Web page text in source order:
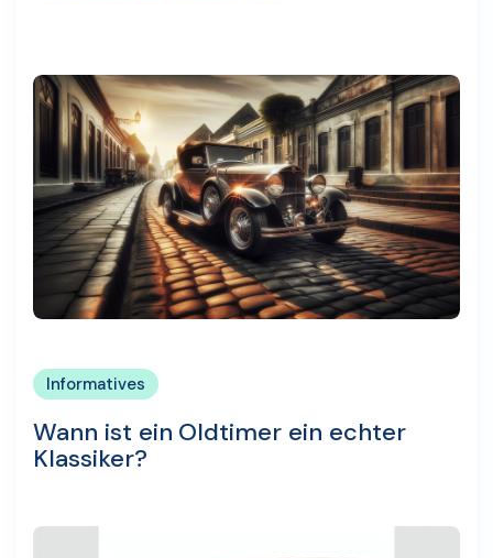
Informatives
Wann ist ein Oldtimer ein echter
Klassiker?